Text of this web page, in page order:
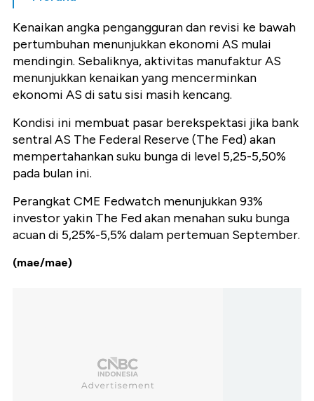
Kenaikan angka pengangguran dan revisi ke bawah
pertumbuhan menunjukkan ekonomi AS mulai
mendingin. Sebaliknya, aktivitas manufaktur AS
menunjukkan kenaikan yang mencerminkan
ekonomi AS di satu sisi masih kencang.
Kondisi ini membuat pasar berekspektasi jika bank
sentral AS The Federal Reserve (The Fed) akan
mempertahankan suku bunga di level 5,25-5,50%
pada bulan ini.
Perangkat CME Fedwatch menunjukkan 93%
investor yakin The Fed akan menahan suku bunga
acuan di 5,25%-5,5% dalam pertemuan September.
(mae/mae)